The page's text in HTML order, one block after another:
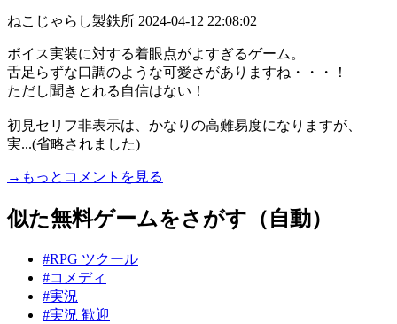
ねこじゃらし製鉄所 2024-04-12 22:08:02
ボイス実装に対する着眼点がよすぎるゲーム。
舌足らずな口調のような可愛さがありますね・・・！
ただし聞きとれる自信はない！
初見セリフ非表示は、かなりの高難易度になりますが、
実...(省略されました)
→もっとコメントを見る
似た無料ゲームをさがす（自動）
#RPG ツクール
#コメディ
#実況
#実況 歓迎